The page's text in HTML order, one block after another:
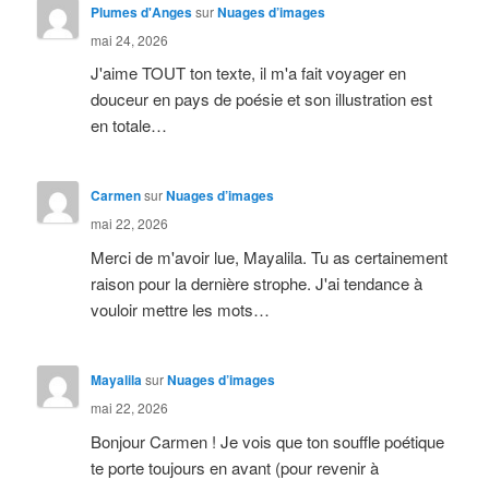
Plumes d'AngessurNuages d’images
mai 24, 2026
J'aime TOUT ton texte, il m'a fait voyager en
douceur en pays de poésie et son illustration est
en totale…
CarmensurNuages d’images
mai 22, 2026
Merci de m'avoir lue, Mayalila. Tu as certainement
raison pour la dernière strophe. J'ai tendance à
vouloir mettre les mots…
MayalilasurNuages d’images
mai 22, 2026
Bonjour Carmen ! Je vois que ton souffle poétique
te porte toujours en avant (pour revenir à